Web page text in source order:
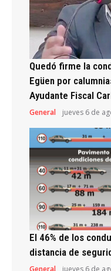
Quedó firme la
Egüen por
Ayudante Fiscal
General jueves 6 de
El 46% de los
distancia de
General jueves 6 de